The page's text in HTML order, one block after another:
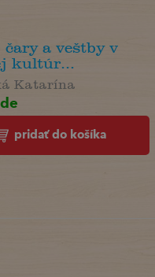
čary a veštby v
kultúr...
Katarína
pridať do košíka